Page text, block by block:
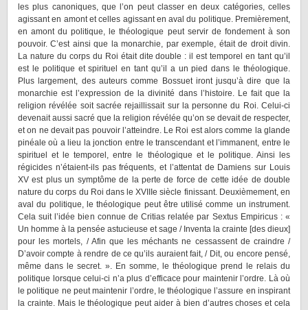
les plus canoniques, que l’on peut classer en deux catégories, celles
agissant en amont et celles agissant en aval du politique. Premièrement,
en amont du politique, le théologique peut servir de fondement à son
pouvoir. C’est ainsi que la monarchie, par exemple, était de droit divin.
La nature du corps du Roi était dite double : il est temporel en tant qu’il
est le politique et spirituel en tant qu’il a un pied dans le théologique.
Plus largement, des auteurs comme Bossuet iront jusqu’à dire que la
monarchie est l’expression de la divinité dans l’histoire. Le fait que la
religion révélée soit sacrée rejaillissait sur la personne du Roi. Celui-ci
devenait aussi sacré que la religion révélée qu’on se devait de respecter,
et on ne devait pas pouvoir l’atteindre. Le Roi est alors comme la glande
pinéale où a lieu la jonction entre le transcendant et l’immanent, entre le
spirituel et le temporel, entre le théologique et le politique. Ainsi les
régicides n’étaient-ils pas fréquents, et l’attentat de Damiens sur Louis
XV est plus un symptôme de la perte de force de cette idée de double
nature du corps du Roi dans le XVIIIe siècle finissant. Deuxièmement, en
aval du politique, le théologique peut être utilisé comme un instrument.
Cela suit l’idée bien connue de Critias relatée par Sextus Empiricus : «
Un homme à la pensée astucieuse et sage / Inventa la crainte [des dieux]
pour les mortels, / Afin que les méchants ne cessassent de craindre /
D’avoir compte à rendre de ce qu’ils auraient fait, / Dit, ou encore pensé,
même dans le secret. ». En somme, le théologique prend le relais du
politique lorsque celui-ci n’a plus d’efficace pour maintenir l’ordre. Là où
le politique ne peut maintenir l’ordre, le théologique l’assure en inspirant
la crainte. Mais le théologique peut aider à bien d’autres choses et cela